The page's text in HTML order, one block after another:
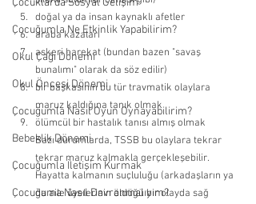
Çocuklarda Sosyal Gelişim
Çocuğumla Ne Etkinlik Yapabilirim?
Okul Çağı Dönemi
Okul Öncesi Dönemi
Çocuğumla Nasıl Oyun Oynayabilirim?
Bebeklik Dönemi
Çocuğumla İletişim Kurmak
Çocuğuma Nasıl Davranmalıyım?
doğal ya da insan kaynaklı afetler
araba kazaları
askeri harekat (bundan bazen "savaş
bunalımı" olarak da söz edilir)
bir başkasının bu tür travmatik olaylara
maruz kaldığına tanık olmak
ölümcül bir hastalık tanısı almış olmak
Bazı durumlarda, TSSB bu olaylara tekrar
tekrar maruz kalmakla gerçekleşebilir.
Hayatta kalmanın suçluluğu (arkadaşların ya
da aile üyelerinin öldüğü bir olayda sağ